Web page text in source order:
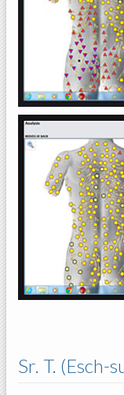
Sr. T. (Esch-